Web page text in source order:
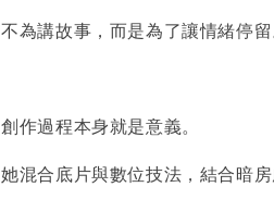
不為講故事，而是為了讓情緒停留
創作過程本身就是意義。
她混合底片與數位技法，結合暗房